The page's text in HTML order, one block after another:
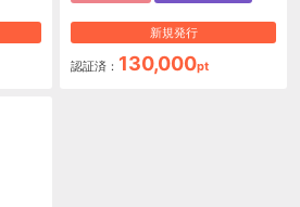
新規発行
認証済： 130,000pt